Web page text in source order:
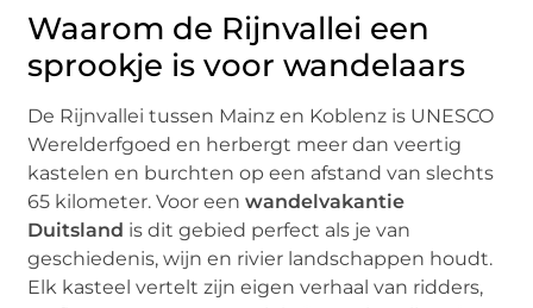
Waarom de Rijnvallei een
sprookje is voor wandelaars
De Rijnvallei tussen Mainz en Koblenz is UNESCO
Werelderfgoed en herbergt meer dan veertig
kastelen en burchten op een afstand van slechts
65 kilometer. Voor eenwandelvakantie
Duitsland is dit gebied perfect als je van
geschiedenis, wijn en rivier landschappen houdt.
Elk kasteel vertelt zijn eigen verhaal van ridders,